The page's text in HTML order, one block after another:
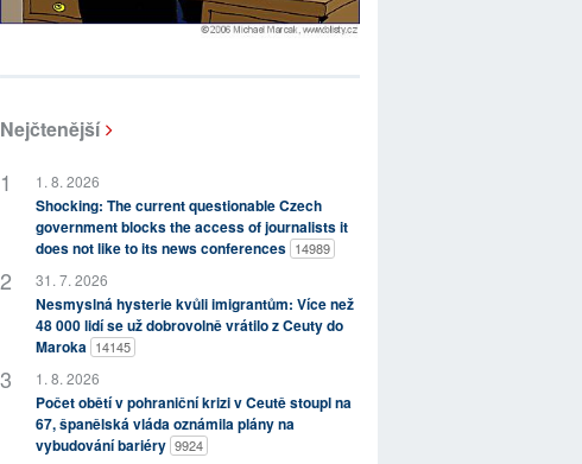
Nejčtenější
1. 8. 2026
Shocking: The current questionable Czech
government blocks the access of journalists it
does not like to its news conferences 14989
31. 7. 2026
Nesmyslná hysterie kvůli imigrantům: Více než
48 000 lidí se už dobrovolně vrátilo z Ceuty do
Maroka 14145
1. 8. 2026
Počet obětí v pohraniční krizi v Ceutě stoupl na
67, španělská vláda oznámila plány na
vybudování bariéry 9924